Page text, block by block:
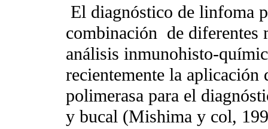
El diagnóstico de linfoma
combinación de diferentes
análisis inmunohisto-
recientemente la
polimerasa para el
y bucal (Mishima y col,